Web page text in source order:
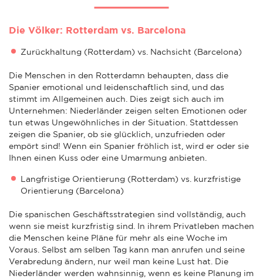
Die Völker: Rotterdam vs. Barcelona
Zurückhaltung (Rotterdam) vs. Nachsicht (Barcelona)
Die Menschen in den Rotterdamn behaupten, dass die
Spanier emotional und leidenschaftlich sind, und das
stimmt im Allgemeinen auch. Dies zeigt sich auch im
Unternehmen: Niederländer zeigen selten Emotionen oder
tun etwas Ungewöhnliches in der Situation. Stattdessen
zeigen die Spanier, ob sie glücklich, unzufrieden oder
empört sind! Wenn ein Spanier fröhlich ist, wird er oder sie
Ihnen einen Kuss oder eine Umarmung anbieten.
Langfristige Orientierung (Rotterdam) vs. kurzfristige
Orientierung (Barcelona)
Die spanischen Geschäftsstrategien sind vollständig, auch
wenn sie meist kurzfristig sind. In ihrem Privatleben machen
die Menschen keine Pläne für mehr als eine Woche im
Voraus. Selbst am selben Tag kann man anrufen und seine
Verabredung ändern, nur weil man keine Lust hat. Die
Niederländer werden wahnsinnig, wenn es keine Planung im